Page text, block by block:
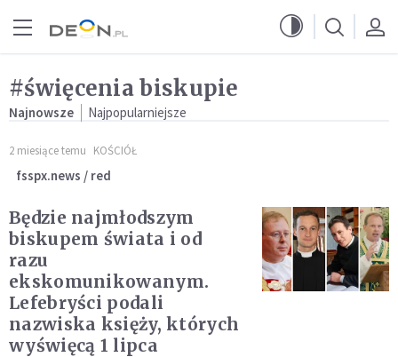
#święcenia biskupie
Najnowsze Najpopularniejsze
2 miesiące temu KOŚCIÓŁ
fsspx.news / red
Będzie najmłodszym
biskupem świata i od
razu
ekskomunikowanym.
Lefebryści podali
nazwiska księży, których
wyświęcą 1 lipca